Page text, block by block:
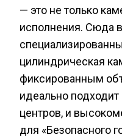
— это не только
исполнения. Сюда
цилиндрическая
фиксированным
идеально
центров, и
для «Безопасного